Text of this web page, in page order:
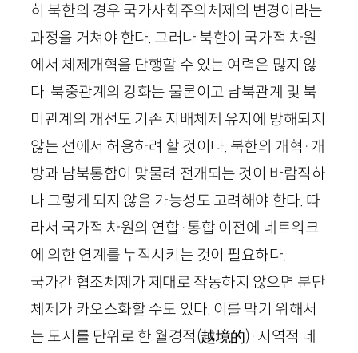
히 북한의 경우 국가사회주의체제의 변경이라는
과정을 거쳐야 한다. 그러나 북한이 국가적 차원
에서 체제개혁을 단행할 수 있는 여력은 많지 않
다. 북중관계의 강화는 물론이고 남북관계 및 북
미관계의 개선도 기존 지배체제 유지에 방해되지
않는 선에서 허용하려 할 것이다. 북한의 개혁·개
방과 남북통합이 맞물려 전개되는 것이 바람직하
나 그렇게 되지 않을 가능성도 고려해야 한다. 따
라서 국가적 차원의 연합·통합 이전에 네트워크
에 의한 연계를 누적시키는 것이 필요하다.
국가간 협조체제가 제대로 작동하지 않으면 분단
체제가 카오스화할 수도 있다. 이를 막기 위해서
는 도시를 단위로 한 월경적(越境的)·지역적 네